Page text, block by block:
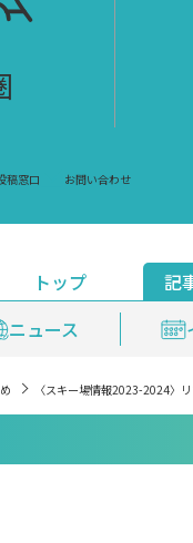
稿窓口 お問い合わせ
トップ
記
ニュース
おくやみ情報
〈スキー場情報2023-2024〉